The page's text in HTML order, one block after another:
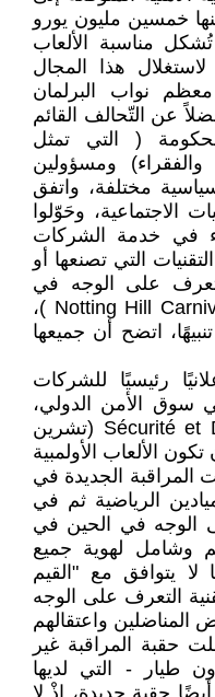
مليار يورو سنة 2023، منها خمسين مليون يورو
مناسبة الألعاب
هذا المجال
نواب البرلمان
عن التّحالف القائم
( التي تمثل
ومسؤولين
مختلفة، واتفق
الاجتماعية، وحَوّلوا
في خدمة الشركات
التي تصنعها أو
على الوجه في
ظروف حقيقية في مهرجان ( Notting Hill Carnival )،
اتضح أن جميعها
رئيسيًا للشركات
سوق الأمن الدولي،
وفقًا لمجلة Sécurité et Défense Magazine (تشرين
تتوقع أن تكون الألعاب الأولمبية
المراقبة الجديدة في
الرياضية ثم في
الوجه في الحين في
وشامل لهوية جميع
لا يتوافق مع "القيم
التعرف على الوجه
واعتقالهم
حقبة المراقبة غير
طيار - التي لديها